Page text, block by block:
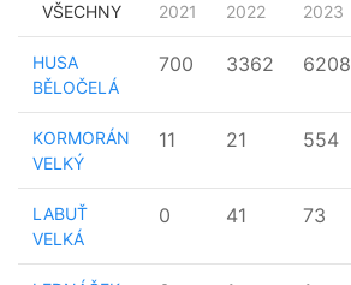
VŠECHNY
2021 2022 2023
HUSA
BĚLOČELÁ
700 3362 6208
KORMORÁN
VELKÝ
11 21 554
LABUŤ
VELKÁ
0 41 73